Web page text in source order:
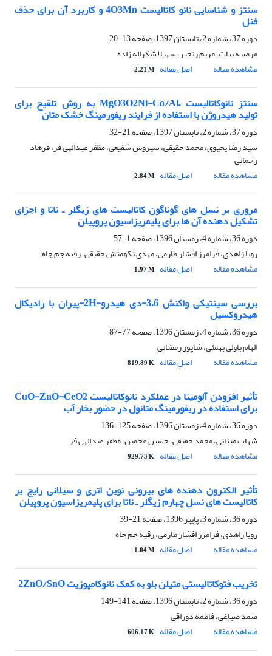
سنتز و شناسایی نانو کاتالیست 4O3Mn و کاربرد آن برای حذف
فنل
دوره 37، شماره 2، تابستان 1397، صفحه
13-20
مرضیه بیات، مریم رنجبر، سهیلا شکراله زاده
مشاهده مقاله
اصل مقاله 2.21 M
سنتز نانوکاتالیست –MgO3O2Ni-Co/Al به روش تلقیح برای
تولید هیدروژن با استفاده از فرایند ریفورمینگ خشک متان
دوره 37، شماره 2، تابستان 1397، صفحه
21-32
سید رضا یحیوی، محمد حقیقی، سیروس شفیعی، مظفر عبدالهی فر، فرهاد
رحمانی
مشاهده مقاله
اصل مقاله 2.84 M
مروری بر نسل های گوناگون کاتالیست های زیگلر ـ ناتا و اجزای
تشکیل دهنده آن ها برای پلیمریزاسیون پروپیلن
دوره 36، شماره 4، زمستان 1396، صفحه
1-57
رویا زاهدی، فرامرز افشار طارمی، مهدی نکومنش حقیقی، رقیه جم جاه
مشاهده مقاله
اصل مقاله 1.97 M
بررسی سینتیکی واکنش 3،6-دی هیدرو-2H-پیران با رادیکال
هیدروکسیل
دوره 36، شماره 4، زمستان 1396، صفحه
77-87
الهام باولی بهمئی، شاپور رمضانی
مشاهده مقاله
اصل مقاله 819.89 K
تأثیر افزودن آلومینا در عملکرد نانوکاتالیست CuO-ZnO-CeO2
برای استفاده در ریفورمینگ متانول در حضور بخار آب
دوره 36، شماره 4، زمستان 1396، صفحه
125-136
شهاب مینائی، محمد حقیقی، حسین عجمین، مظفر عبدالهی فر
مشاهده مقاله
اصل مقاله 929.73 K
تأثیر الکترون دهنده های بیرونی نوین اتری و سیلانی رایج بر
کاتالیست های نسل چهارم زیگلر ـ ناتا برای پلیمریزاسیون پروپیلن
دوره 36، شماره 3، پاییز 1396، صفحه
21-39
رویا زاهدی، فرامرز افشار طارمی، رقیه جم جاه
مشاهده مقاله
اصل مقاله 1.04 M
تخریب فتوکاتالیستی متیلن بلو به کمک نانوکامپوزیت 2ZnO/SnO
دوره 36، شماره 2، تابستان 1396، صفحه
141-149
صمد صباغی، فاطمه دوراقی
مشاهده مقاله
اصل مقاله 606.17 K